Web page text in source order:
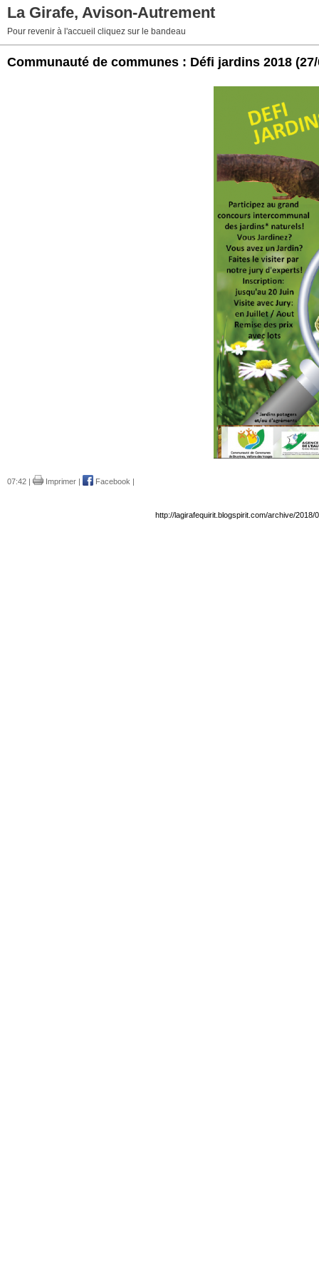
La Girafe, Avison-Autrement
Pour revenir à l'accueil cliquez sur le bandeau
Communauté de communes : Défi jardins 2018
07:42 | Imprimer Facebook
http://lagirafequirit.blogspirit.com/archive/